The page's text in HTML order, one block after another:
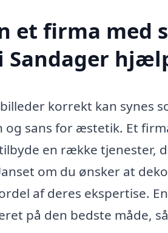
et firma med
Sandager
korrekt kan synes
sans for æstetik. Et
en række tjenester,
om du ønsker at
af deres ekspertise.
på den bedste måde,